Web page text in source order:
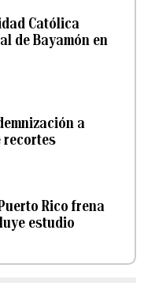
Católica
de Bayamón en
a
recortes
Rico frena
estudio